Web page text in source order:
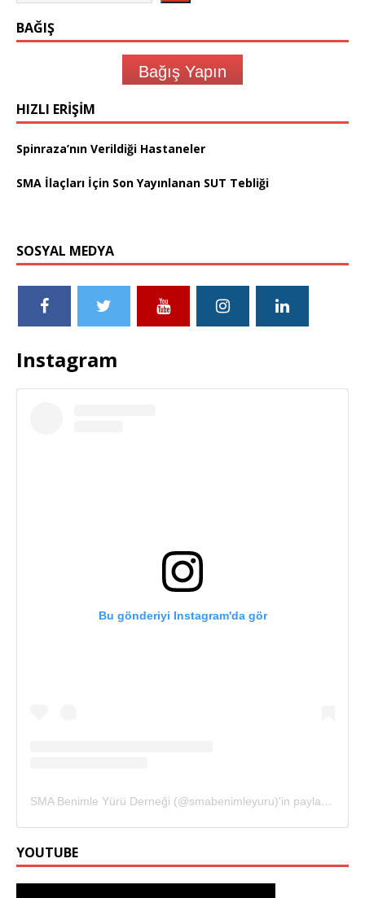
BAĞIŞ
Bağış Yapın
HIZLI ERIŞIM
Spinraza’nın Verildiği Hastaneler
SMA İlaçları İçin Son Yayınlanan SUT Tebliği
SOSYAL MEDYA
Instagram
Bu gönderiyi Instagram'da gör
SMA Benimle Yürü Derneği (@smabenimleyuru)'in paylaştığı bir gönderi
YOUTUBE